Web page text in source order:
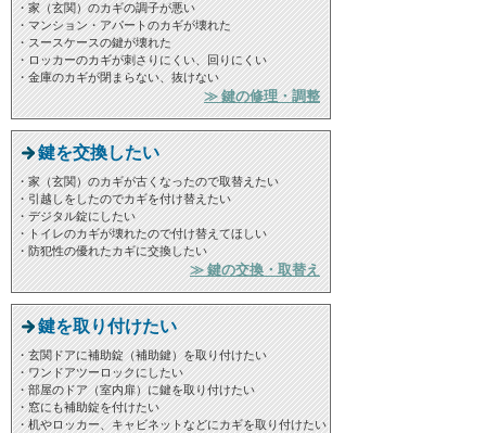
・家（玄関）のカギの調子が悪い
・マンション・アパートのカギが壊れた
・スースケースの鍵が壊れた
・ロッカーのカギが刺さりにくい、回りにくい
・金庫のカギが閉まらない、抜けない
≫ 鍵の修理・調整
鍵を交換したい
・家（玄関）のカギが古くなったので取替えたい
・引越しをしたのでカギを付け替えたい
・デジタル錠にしたい
・トイレのカギが壊れたので付け替えてほしい
・防犯性の優れたカギに交換したい
≫ 鍵の交換・取替え
鍵を取り付けたい
・玄関ドアに補助錠（補助鍵）を取り付けたい
・ワンドアツーロックにしたい
・部屋のドア（室内扉）に鍵を取り付けたい
・窓にも補助錠を付けたい
・机やロッカー、キャビネットなどにカギを取り付けたい